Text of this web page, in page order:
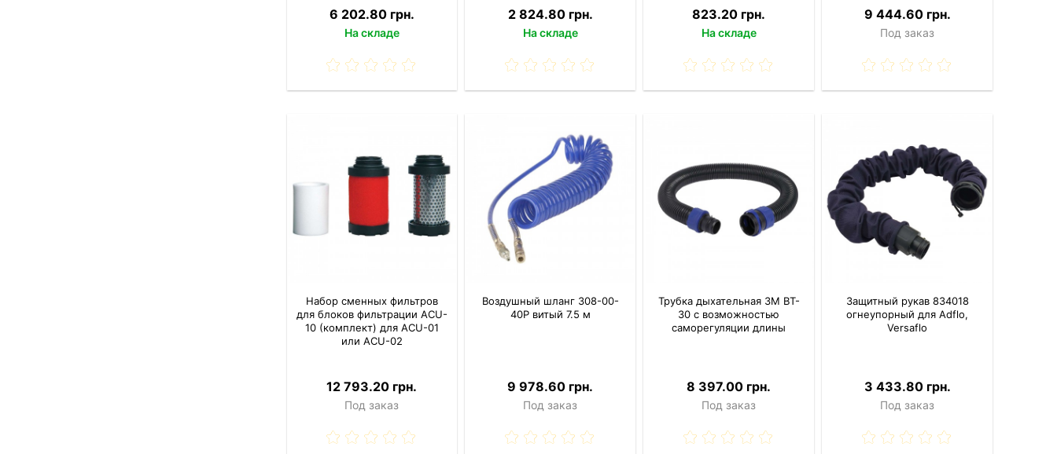
6 202.80 грн.
На складе
2 824.80 грн.
На складе
823.20 грн.
На складе
9 444.60 грн.
Под заказ
Набор сменных фильтров
для блоков фильтрации ACU-
10 (комплект) для ACU-01
или ACU-02
12 793.20 грн.
Под заказ
Воздушный шланг 308-00-
40Р витый 7.5 м
9 978.60 грн.
Под заказ
Трубка дыхательная 3M BT-
30 с возможностью
саморегуляции длины
8 397.00 грн.
Под заказ
Защитный рукав 834018
огнеупорный для Adflo,
Versaflo
3 433.80 грн.
Под заказ